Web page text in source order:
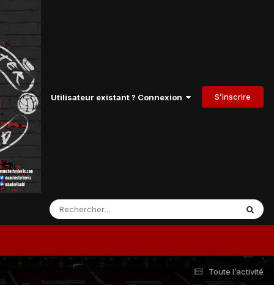
Utilisateur existant ? Connexion S’inscrire
Toute l’activité